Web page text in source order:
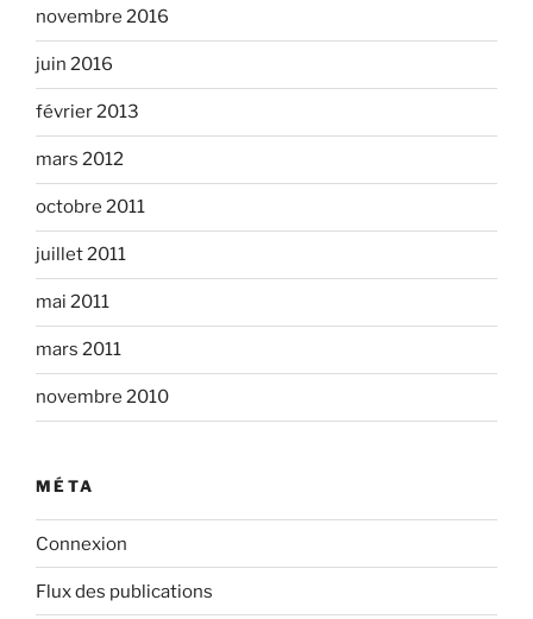
novembre 2016
juin 2016
février 2013
mars 2012
octobre 2011
juillet 2011
mai 2011
mars 2011
novembre 2010
MÉTA
Connexion
Flux des publications